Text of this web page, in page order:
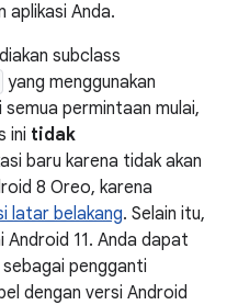
aplikasi Anda.
subclass
yang menggunakan
permintaan mulai,
ini tidak
baru karena tidak akan
8 Oreo, karena
latar belakang. Selain itu,
Android 11. Anda dapat
sebagai pengganti
dengan versi Android